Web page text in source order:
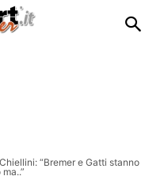
Chiellini: “Bremer e Gatti stanno